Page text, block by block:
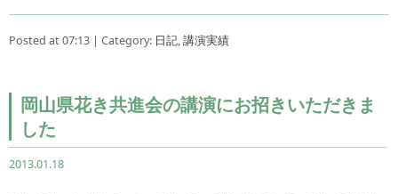
Posted at 07:13 | Category: 日記,講演実績
岡山県花き共進会の講演にお招きいただきま
した
2013.01.18